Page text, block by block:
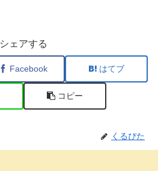
シェアする
Facebook はてブ
コピー
くるぴた